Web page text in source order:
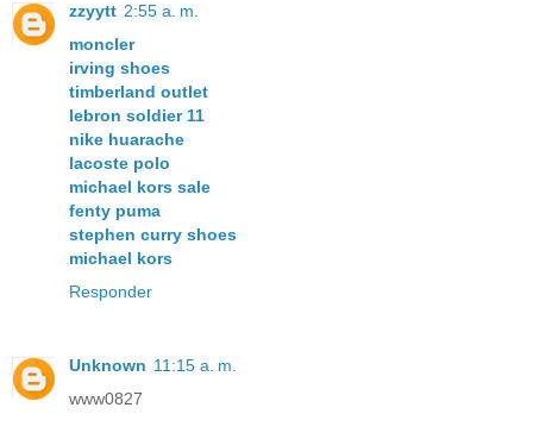
zzyytt 2:55 a. m.
moncler
irving shoes
timberland outlet
lebron soldier 11
nike huarache
lacoste polo
michael kors sale
fenty puma
stephen curry shoes
michael kors
Responder
Unknown 11:15 a. m.
www0827